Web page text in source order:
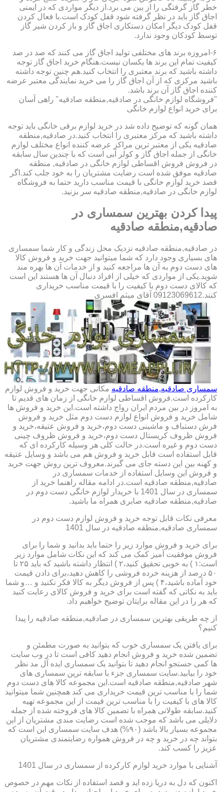
خطر گاز گرفتگی را از بین می برد.از دیگر مواردی که در ایمنی
اجاق گاز باید در نظر گرفته شود قفل کودک است.با فعال کردن
قفل کودک دیگر امکان دستکاری اجاق گاز و باز کردن شیر گاز
توسط کودکان وجود ندارد.
۶-امروزه برند های مختلفی تولید اجاق گاز می کنند که صد در صد
کیفیت تمام این برند ها یکسان نیست.هنگام خرید اجاق گاز توجه
داشته باشید که برند معتبری را انتخاب کنید.هم چنین توجه داشته
باشید مرکزی که از آن اجاق گاز را می خرید نمایندگی معتبر عرضه
کننده اجاق گاز آن برند باشد.
"فروشگاه لوازم خانگی در صادقیه,منطقه صادقیه" راهی آسان
برای خرید انواع لوازم خانگی
همان گونه که توضیح داده شد در خرید لوازم برقی خانگی باید توجه
داشته باشید که مرکز معتبری را انتخاب کنید.در صادقیه,منطقه
صادقیه یکی از معتبر ترین مراکز عرضه کننده انواع مختلف لوازم
خانگی از جمله اجاق گاز و کولر آبی است که با چندین سال سابقه
در فروش فروش اقساطی لوازم خانگی در صادقیه, منطقه
صادقیه موفق شده است رضایت مشتریان را به خود جلب کند.اگر
قصد خرید لوازم خانگی با قیمت مناسب دارید حتما به فروشگاه
لوازم خانگی در صادقیه,منطقه صادقیه سر بزنید.
پیدا کردن بهترین سمساری در
صادقیه,منطقه صادقیه
در صادقیه,منطقه صادقیه نزدیک محل زندگی و کار شما سمساری
های بسیاری وجود دارد که شما میتوانید جهت خرید و فروش کالا
های دست دوم به آن ها مراجعه کنید و از خدمات آن ها بهره مند
شوید.یکی از مواردی که خیلی از افراد دنبال آن ها هستند این است
که کالای دست دوم با کیفیت را با قیمت مناسب خریداری
کنند.09123069612 آقای میثم افسری
سمساری صادقیه,منطقه صادقیه مکانی جهت خرید و فروش لوازم
کارکرده است.فروش اقساطی لوازم خانگی از زمان های قدیم تا
به امروز در بین مردم ایران رواج داشته است.این خرید و فروش ها
شامل خرید و فروش انواع لوازم دست دوم مثل خرید و فروش
فرش دستباف و ماشینی دست دوم،خرید و فروش عتیقه،خرید و
فروش ظروف کریستال دست دوم،خرید و فروش ظروف چینی
دست دوم و غیره است.در حالت کلی هر وسیله کارکرده ای که
قابل استفاده است قابل خرید و فروش هم می باشد و وسایل عتیقه
و کهنه بین این دسته جای می گیرند.معروف ترین روش جهت خرید
و فروش این وسایل استفاده از خدمات سمساری در
صادقیه,منطقه صادقیه است.در ادامه مقاله راهنما خرید از
سمساری در سال 1401 با خریدار لوازم خانگی دست دوم در
صادقیه,منطقه صادقیه صابری همراه ما باشید.
معرفی نکات قابل توجه خرید و فروش لوازم دست دوم در
سمساری صادقیه,منطقه صادقیه در سال 1401
برای خرید و فروش موارد زیر را حتما باید بدانید و شما را برای
فروش موفقیت آمیز کمک می کند که این نکات شامل موارد زیر
است:۱ ) به خوبی تحقیق کنید،۲ ) انتظار داشته باشید که باید ۲۵ تا
۵۰ درصد از هزینه خرده فروشی را کاهش دهید،برای دادن قیمت
خود آماده باشید،۴ ) پس از فروش دیگر به کالا فکر نکنید و …و شما
باید به نکاتی که گفته است برای خرید و فروش کالای رعایت کنید
که هر را در این مقاله برایتان توضیح خواهیم داد.
از چه طریقی بهترین سمساری در صادقیه,منطقه صادقیه را پیدا
کنیم؟
برای یافتن یک سمساری خوب که بتوانید به صورت مطمئن و
تضمین شده خرید و فروش انجام دهید کافی است تا در وب سایت
ها کمی جستجو انجام دهید تا بتوانید یک سمساری ایده آل مد نظر
خود را بیابید.سایت سمساری جزء با سابقه ترین سمساری های
شهر صادقیه,منطقه صادقیه است.این مجموعه کالا های دست دوم
شما را با مناسب ترین قیمت خریداری می کند همچنین شما میتوانید
کالا های با کیفیت را با مناسب ترین قیمت از این مجموعه تهیه
کنید.سابقه طولانی همراه با تضمین کالا های فروخته شده از جمله
دلایلی می باشد که موجب شده است رضایت مندی مشتریان از این
مجموعه بسیار بالا باشد (۹۰%) هدف سایت سمساری این است که
بتواند چه در خرید و چه در فروش همواره رضایتمندی مشتریان
عزیز را کسب کند.
آشنایی با موارد خرید لوازم کارکرده از سمساری در سال 1401
اکنون که دل به دریا زده اید و قصد استفاده از نکات مهم در خصوص